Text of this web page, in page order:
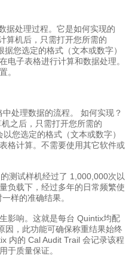
据处理过程。它是如何实现的
算机后，只需打开您所需的
您选定的格式（文本或数字）
电子表格进行计算和数据处理。
。
处理数据的流程。 如何实现？
之后，只需打开您所需的
您选定的格式（文本或数字）
格计算。不需要使用其它软件或
测试样机经过了 1,000,000次以
负载下，经过多年的日常频繁使
样的准确结果。
影响。这就是每台 Quintix均配
因，此功能可确保称重结果始终
内的 Cal Audit Trail 会记录该程
于质量保证。